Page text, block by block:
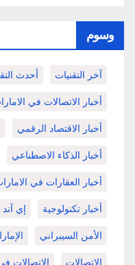
وسوم
آخر التقنيات أحدث
أخبار الاتصالات في
أخبار الاقتصاد الرقمي
أخبار الذكاء الاصطناعي
أخبار العقارات في
أخبار تكنولوجية إي آند
الأمن السيبراني
الاتصالات الاتصالات